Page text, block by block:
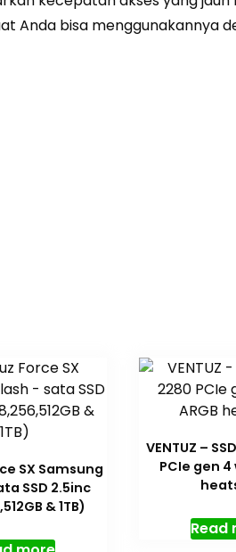
Anda bisa menggunakannya
SX Samsung
SSD 2.5inc
& 1TB)
VENTUZ –
PCIe gen 4
Read